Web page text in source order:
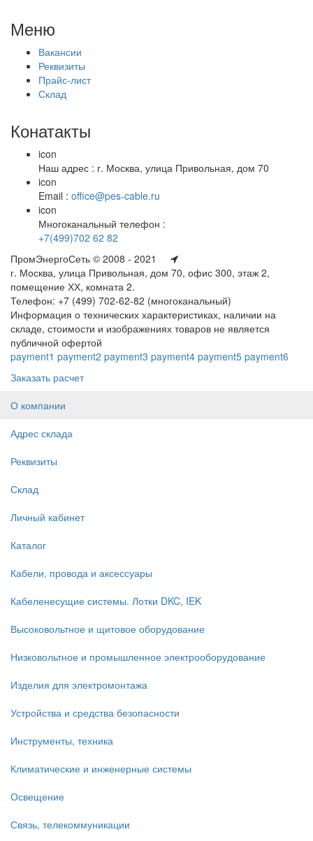
Меню
Вакансии
Реквизиты
Прайс-лист
Склад
Конатакты
icon
Наш адрес : г. Москва, улица Привольная, дом 70
icon
Email : office@pes-cable.ru
icon
Многоканальный телефон :
+7(499)702 62 82
ПромЭнергоСеть © 2008 - 2021
г. Москва, улица Привольная, дом 70, офис 300, этаж 2,
помещение ХХ, комната 2.
Телефон: +7 (499) 702-62-82 (многоканальный)
Информация о технических характеристиках, наличии на
складе, стоимости и изображениях товаров не является
публичной офертой
payment1 payment2 payment3 payment4 payment5 payment6
Заказать расчет
О компании
Адрес склада
Реквизиты
Склад
Личный кабинет
Каталог
Кабели, провода и аксессуары
Кабеленесущие системы. Лотки DKC, IEK
Высоковольтное и щитовое оборудование
Низковольтное и промышленное электрооборудование
Изделия для электромонтажа
Устройства и средства безопасности
Инструменты, техника
Климатические и инженерные системы
Освещение
Связь, телекоммуникации